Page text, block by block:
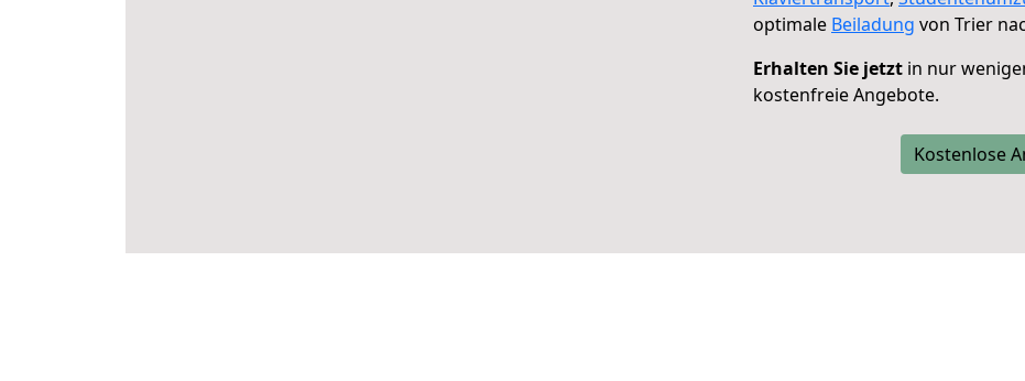
optimale Beiladung von Trier
Erhalten Sie jetzt in nur
kostenfreie Angebote.
Kostenlose